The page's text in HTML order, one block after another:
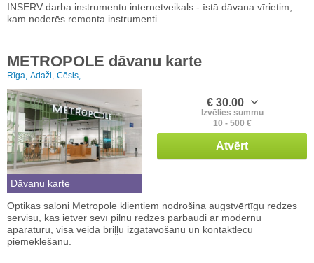
INSERV darba instrumentu internetveikals - īstā dāvana vīrietim,
kam noderēs remonta instrumenti.
METROPOLE dāvanu karte
Rīga, Ādaži, Cēsis, ...
Dāvanu karte
€ 30.00
Izvēlies summu
10 - 500 €
Atvērt
Optikas saloni Metropole klientiem nodrošina augstvērtīgu redzes
servisu, kas ietver sevī pilnu redzes pārbaudi ar modernu
aparatūru, visa veida briļļu izgatavošanu un kontaktlēcu
piemeklēšanu.